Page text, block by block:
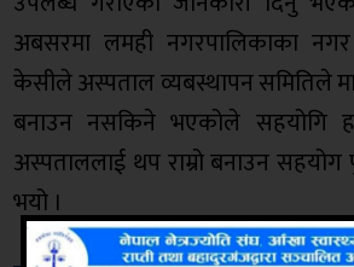
अबसरमा लमही नगरपालिकाका
केसीले अस्पताल व्यबस्थापन समितिले
बनाउन नसकिने भएकोले सहयोगि
अस्पताललाई थप राम्रो बनाउन सहयोग
भयो ।